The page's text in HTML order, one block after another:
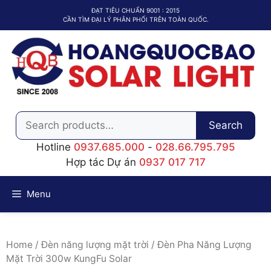
dung
ĐẠT TIÊU CHUẨN 9001 : 2015
CẦN TÌM ĐẠI LÝ PHÂN PHỐI TRÊN TOÀN QUỐC.
Search
for:
Search
Hotline 0937.685.000 - 028.66.795.795
Hợp tác Dự án 0937 017 717
Menu
Home /Đèn năng lượng mặt trời / Đèn Pha Năng Lượng
Mặt Trời 300w KungFu Solar